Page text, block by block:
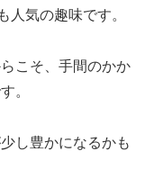
人気の趣味です。
こそ、手間のかか
。
し豊かになるかも